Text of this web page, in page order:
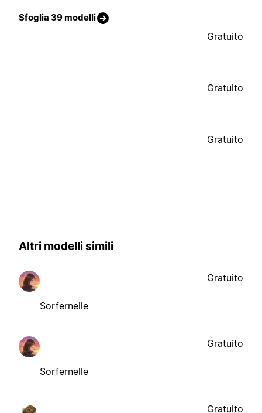
Sfoglia 39 modelli
Gratuito
Gratuito
Gratuito
Altri modelli simili
Sorfernelle
Gratuito
Sorfernelle
Gratuito
Gratuito